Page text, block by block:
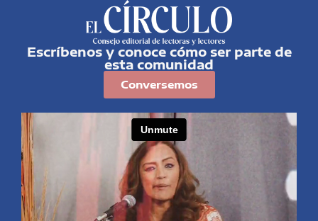
Escríbenos y conoce cómo ser parte de
esta comunidad
Conversemos